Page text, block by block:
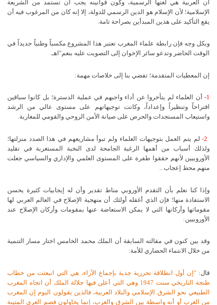
أن العربية هي لغتها الرسمية، وكون قوانينه يجب أن تستمد من الشريعة
الإسلامية؛ لأن الإسلام هو الدين الرسمي للدولة، إلا إنه كان من المرغوب فيه أن
يقع التأكيد على هذين المبدأين بصراحة تامة.
وبكل وجه فإن رابطة علماء المغرب تعتبر هذا المشروع مكسباً وطنياً جديداً في
الوقت الحاضر وتدعو سائر الإخوان إلى التصويت عليه بنعم"اهـ.
إن المعطيات المتقدمة؛ تفضي بنا إلى خلاصات مهمة:
1-
أن العلماء لم يتأخروا عن أداء واجبهم في عملية الدسترة؛ بل كانوا سباقين
اقتراحاً وتنظيراً وإعداداً، وكانت توجيهاتهم على مستوى عالي من الرشد
واستيعاب المستجدات والحرص على صيانة الأمن الروحي والقومي للمغاربة.
2-
لم يتم العمل بتوجيهات العلماء ولم تبوأ مشاريعهم في هذا الصدد منزلتها؛
ولذلك أسباب من أهمها الرغبة الجامحة لدى النخبة المستغربة في تقليد
الأوروبيين لأنهم حققوا طفرة على المستوى العلمي والإداري والسياسي جعلت
منهم محط إعجاب ..
وإذا كنا نعلم بأن التقدم الأوروبي مناط تقدير وأن له إيجابيات كثيرة يحسن
الاستفادة منها؛ فإن الذي أغفله أولئك أن منهجية الإصلاح في العالم العربي لها
مقوماتها وأركانها التي لا يمكن الاستعاضة عنها بمقومات وأركان الإصلاح عند
الأوروبيين:
وقد بين كنون في مقالته السابقة أن الملك محمد الخامس اختار مسار التنمية
من خلال الانتماء الحضاري للأمة:
قال: "إن أول انطلاقة تحررية جدية بإجماع الآراء، هي التي انبعثت من خطاب
طنجة التاريخي سنت 1947 وهي التي أعلن فيها جلالة الملك أن اتجاه المغرب
الطبيعي نحو الشرق الإسلامي والبلاد العربية، فالذين يقولون اليوم إن المغرب
من الغرب أو أنه واسطة بين الشرق والغرب، إنما يحاولون فصم العرى المتينة